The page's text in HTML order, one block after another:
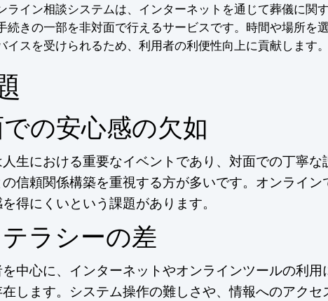
ライン相談システムは、インターネットを通じて葬儀に関
続きの一部を非対面で行えるサービスです。時間や場所を
イスを受けられるため、利用者の利便性向上に貢献します。
の安心感の欠如
生における重要なイベントであり、対面での丁寧な
信頼関係構築を重視する方が多いです。オンライン
得にくいという課題があります。
ラシーの差
中心に、インターネットやオンラインツールの利用
します。システム操作の難しさや、情報へのアクセ